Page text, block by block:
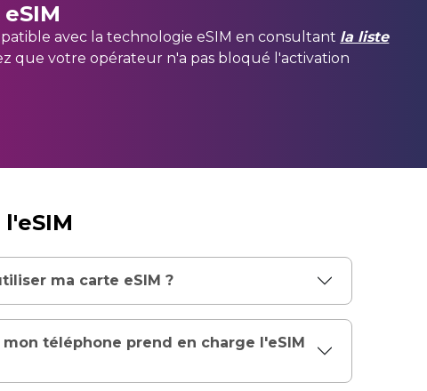
avec la technologie eSIM en consultant la liste
que votre opérateur n'a pas bloqué l'activation
ma carte eSIM ?
téléphone prend en charge l'eSIM